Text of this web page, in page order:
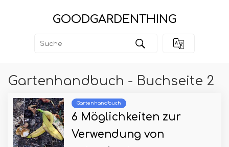
GOODGARDENTHING
Gartenhandbuch - Buchseite 2
Gartenhandbuch
6 Möglichkeiten zur
Verwendung von